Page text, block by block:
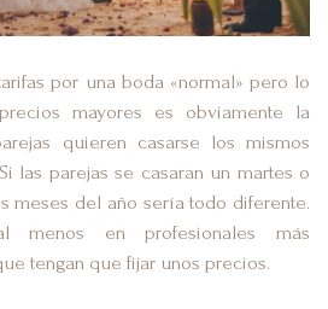
por una boda «normal» pero lo
mayores es obviamente la
quieren casarse los mismos
las parejas se casaran un martes o
meses del año sería todo diferente.
menos en profesionales más
tengan que fijar unos precios.